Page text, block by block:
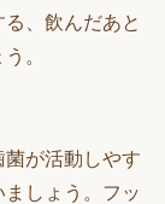
、飲んだあと
。
が活動しやす
しょう。フッ